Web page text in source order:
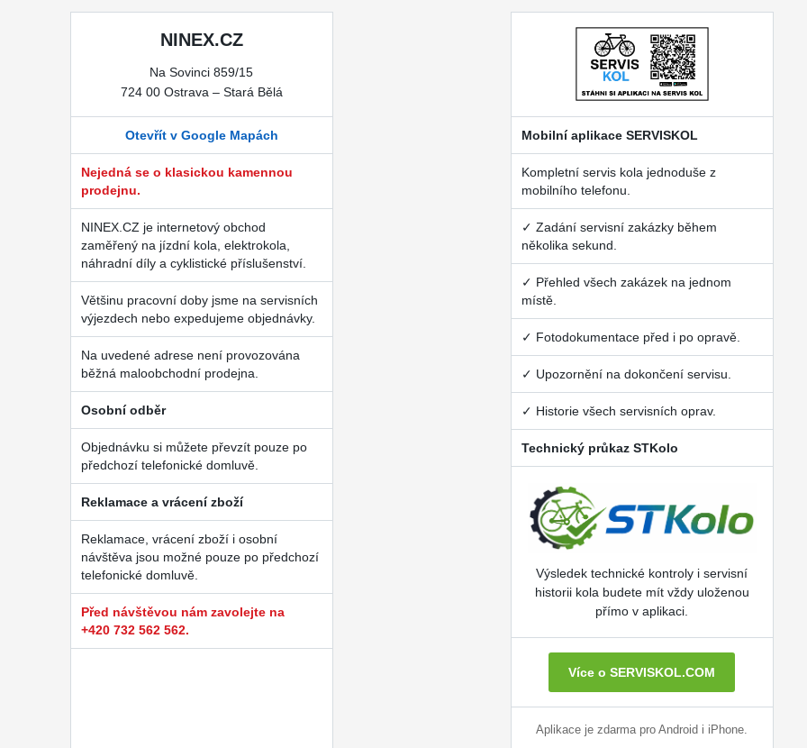
NINEX.CZ
Na Sovinci 859/15
724 00 Ostrava – Stará Bělá
Otevřít v Google Mapách
Nejedná se o klasickou kamennou
prodejnu.
NINEX.CZ je internetový obchod
zaměřený na jízdní kola, elektrokola,
náhradní díly a cyklistické příslušenství.
Většinu pracovní doby jsme na servisních
výjezdech nebo expedujeme objednávky.
Na uvedené adrese není provozována
běžná maloobchodní prodejna.
Osobní odběr
Objednávku si můžete převzít pouze po
předchozí telefonické domluvě.
Reklamace a vrácení zboží
Reklamace, vrácení zboží i osobní
návštěva jsou možné pouze po předchozí
telefonické domluvě.
Před návštěvou nám zavolejte na
+420 732 562 562.
Mobilní aplikace SERVISKOL
Kompletní servis kola jednoduše z
mobilního telefonu.
✓ Zadání servisní zakázky během
několika sekund.
✓ Přehled všech zakázek na jednom
místě.
✓ Fotodokumentace před i po opravě.
✓ Upozornění na dokončení servisu.
✓ Historie všech servisních oprav.
Technický průkaz STKolo
Výsledek technické kontroly i servisní
historii kola budete mít vždy uloženou
přímo v aplikaci.
Více o SERVISKOL.COM
Aplikace je zdarma pro Android i iPhone.